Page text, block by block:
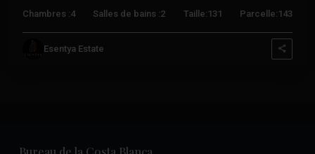
Chambres :4 Salles de bains :2 Taille: 131 Parcelle: 143
Esentya Estate